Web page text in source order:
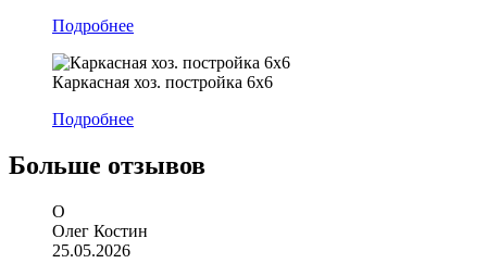
Подробнее
Каркасная хоз. постройка 6х6
Подробнее
Больше отзывов
О
Олег Костин
25.05.2026